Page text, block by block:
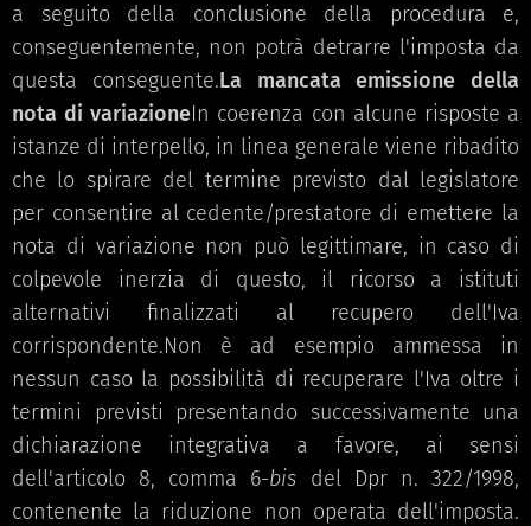
a seguito della conclusione della procedura e,
conseguentemente, non potrà detrarre l'imposta da
questa conseguente.La mancata emissione della
nota di variazioneIn coerenza con alcune risposte a
istanze di interpello, in linea generale viene ribadito
che lo spirare del termine previsto dal legislatore
per consentire al cedente/prestatore di emettere la
nota di variazione non può legittimare, in caso di
colpevole inerzia di questo, il ricorso a istituti
alternativi finalizzati al recupero dell'Iva
corrispondente.Non è ad esempio ammessa in
nessun caso la possibilità di recuperare l'Iva oltre i
termini previsti presentando successivamente una
dichiarazione integrativa a favore, ai sensi
dell'articolo 8, comma 6-bis del Dpr n. 322/1998,
contenente la riduzione non operata dell'imposta.